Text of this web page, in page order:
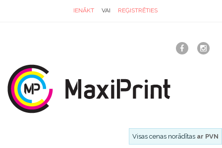
IENĀKT VAI REĢISTRĒTIES
Visas cenas norādītas ar PVN